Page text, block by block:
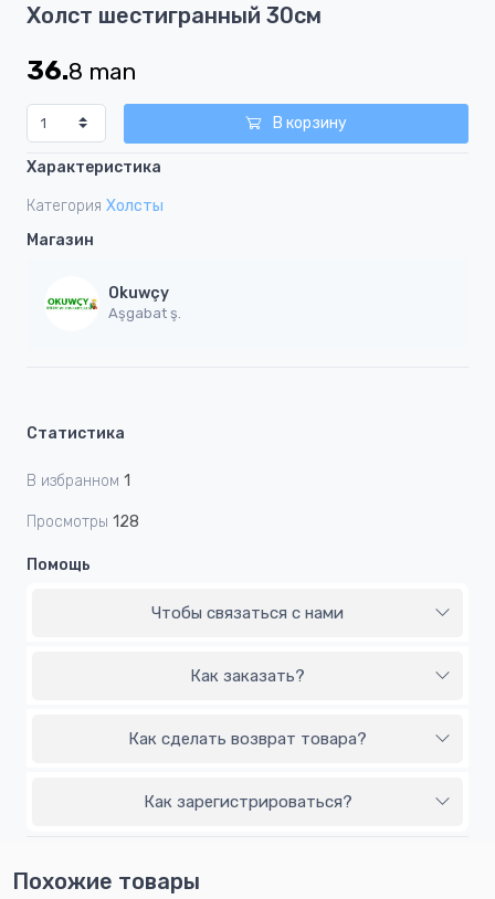
1
2
Холст шестигранный 30см
36.8 man
В корзину
Характеристика
Категория Холсты
Магазин
Okuwçy
Aşgabat ş.
Статистика
В избранном 1
Просмотры 128
Помощь
Чтобы связаться с нами
Как заказать?
Как сделать возврат товара?
Как зарегистрироваться?
Похожие товары